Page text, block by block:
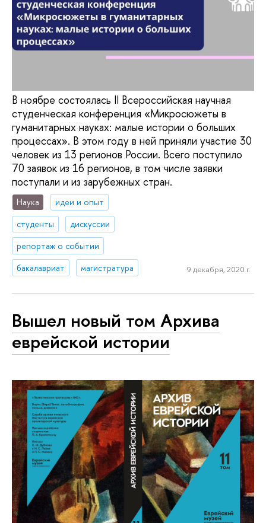
В ноябре состоялась II Всероссийская научная
студенческая конференция «Микросюжеты в
гуманитарных науках: малые истории о больших
процессах». В этом году в ней приняли участие 30
человек из 13 регионов России. Всего поступило
70 заявок из 16 регионов, в том числе заявки
поступали и из зарубежных стран.
Наука
идеи и опыт
студенты
дискуссии
репортаж о событии
бакалавриат
магистратура 9 декабря, 2020 г.
Вышел новый том Архива
еврейской истории